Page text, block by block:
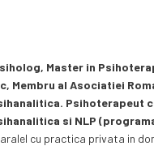
Master in
Membru al Asociatiei
Psihoterapeut
si NLP
cu practica privata in